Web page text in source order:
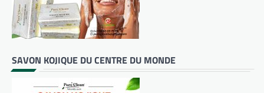
SAVON KOJIQUE DU CENTRE DU MONDE